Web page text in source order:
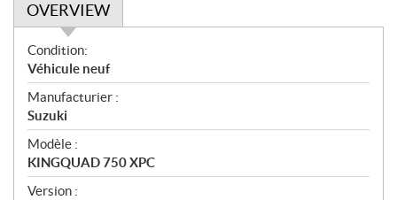
OVERVIEW
O
v
e
r
v
i
e
w
Condition:
Véhicule neuf
Manufacturier :
Suzuki
Modèle :
KINGQUAD 750 XPC
Version :